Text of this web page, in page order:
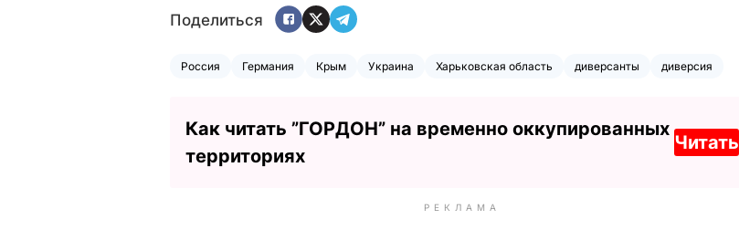
Поделиться
Россия Германия Крым Украина Харьковская область диверсанты диверсия
Как читать ”ГОРДОН” на временно оккупированных
территориях
Читать
РЕКЛАМА